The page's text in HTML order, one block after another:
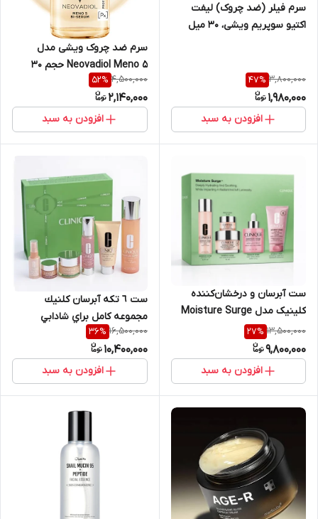
سرم فیلر (ضد چروک) لیفت
اکتیو سوپریم ویشی، 30 میل
3,800,000
47%
1,980,000
افزودن به سبد
سرم ضد چروک ویشی مدل
Neovadiol Meno 5 حجم 30
میل
4,500,000
52%
2,140,000
افزودن به سبد
ست آبرسان و درخشان‌کننده
کلینیک مدل Moisture Surge
ساعته)
13,500,000
27%
9,800,000
افزودن به سبد
ست ٦ تكه آبرسان كلنيك
مجموعه كامل براي شادابي
پوست
16,500,000
36%
10,400,000
افزودن به سبد